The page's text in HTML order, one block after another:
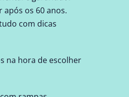
os 60 anos.
com dicas
na hora de escolher